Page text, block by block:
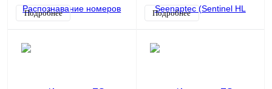
Подробнее Подробнее